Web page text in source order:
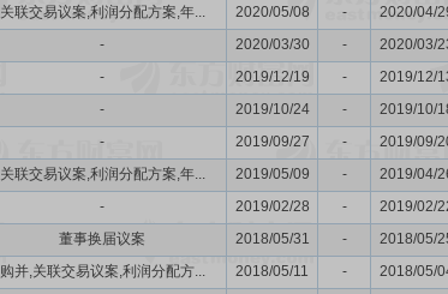
关联交易议案,利润分配方案,年... 2020/05/08 - 2020/04/
- 2020/03/30 - 2020/03/
- 2019/12/19 - 2019/12/
- 2019/10/24 - 2019/10/
- 2019/09/27 - 2019/09/
关联交易议案,利润分配方案,年... 2019/05/09 - 2019/04/
- 2019/02/28 - 2019/02/
董事换届议案 2018/05/31 - 2018/05/
购并,关联交易议案,利润分配方... 2018/05/11 - 2018/05/